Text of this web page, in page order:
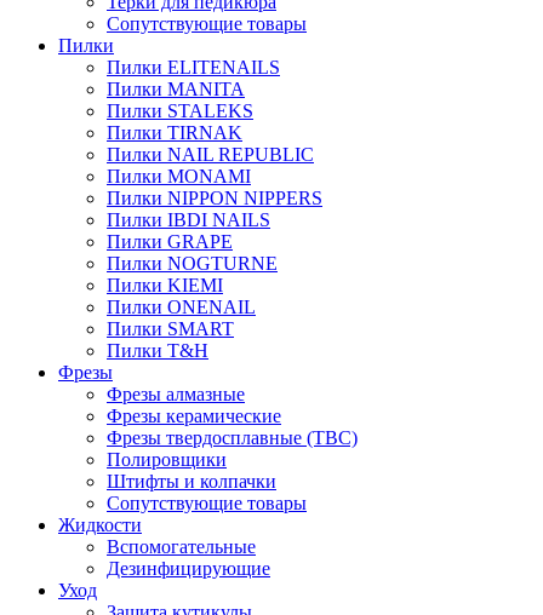
Сопутствующие товары
Пилки
Пилки ELITENAILS
Пилки MANITA
Пилки STALEKS
Пилки TIRNAK
Пилки NAIL REPUBLIC
Пилки MONAMI
Пилки NIPPON NIPPERS
Пилки IBDI NAILS
Пилки GRAPE
Пилки NOGTURNE
Пилки KIEMI
Пилки ONENAIL
Пилки SMART
Пилки T&H
Фрезы
Фрезы алмазные
Фрезы керамические
Фрезы твердосплавные (ТВС)
Полировщики
Штифты и колпачки
Сопутствующие товары
Жидкости
Вспомогательные
Дезинфицирующие
Уход